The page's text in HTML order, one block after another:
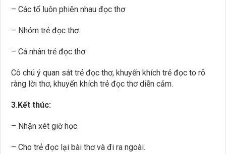
– Các tổ luôn phiên nhau đọc thơ
– Nhóm trẻ đọc thơ
– Cá nhân trẻ đọc thơ
Cô chú ý quan sát trẻ đọc thơ, khuyến khích trẻ đọc to rõ
ràng lời thơ, khuyến khích trẻ đọc thơ diễn cảm.
3.Kết thúc:
– Nhận xét giờ học.
– Cho trẻ đọc lại bài thơ và đi ra ngoài.